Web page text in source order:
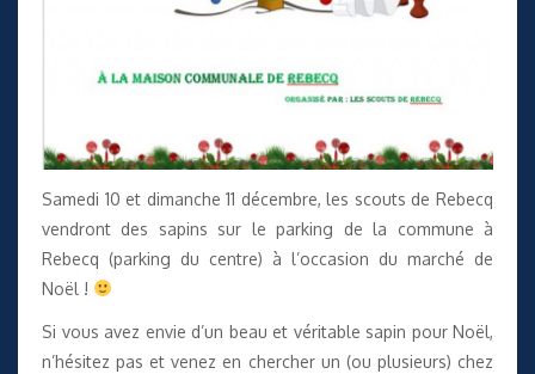
Samedi 10 et dimanche 11 décembre, les scouts de Rebecq
vendront des sapins sur le parking de la commune à
Rebecq (parking du centre) à l’occasion du marché de
Noël !
Si vous avez envie d’un beau et véritable sapin pour Noël,
n’hésitez pas et venez en chercher un (ou plusieurs) chez